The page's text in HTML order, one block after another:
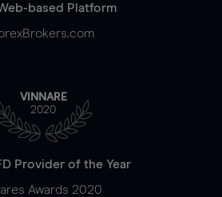
based Platform
VINNARE
2020
Provider of the Year
Awards 2020